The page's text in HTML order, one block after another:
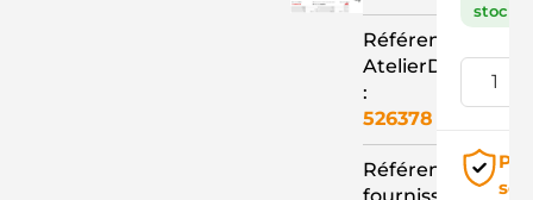
Référence
AtelierD
:
526378
Référence
stock )